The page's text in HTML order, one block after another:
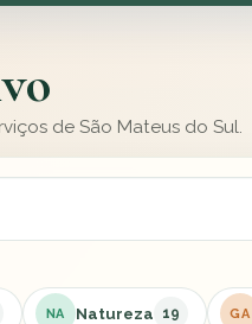
de São Mateus do Sul.
NA Natureza 19 GA